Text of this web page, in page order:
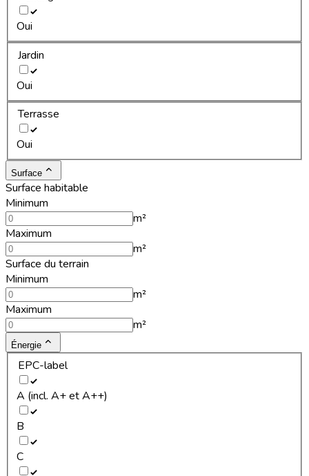
Oui
Jardin
Oui
Terrasse
Oui
Surface
Surface habitable
Minimum
m²
Maximum
m²
Surface du terrain
Minimum
m²
Maximum
m²
Énergie
EPC-label
A (incl. A+ et A++)
B
C